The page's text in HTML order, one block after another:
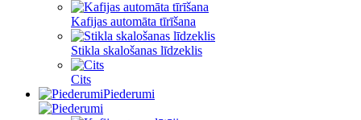
Kafijas automāta tīrīšana
Stikla skalošanas līdzeklis
Cits
Piederumi